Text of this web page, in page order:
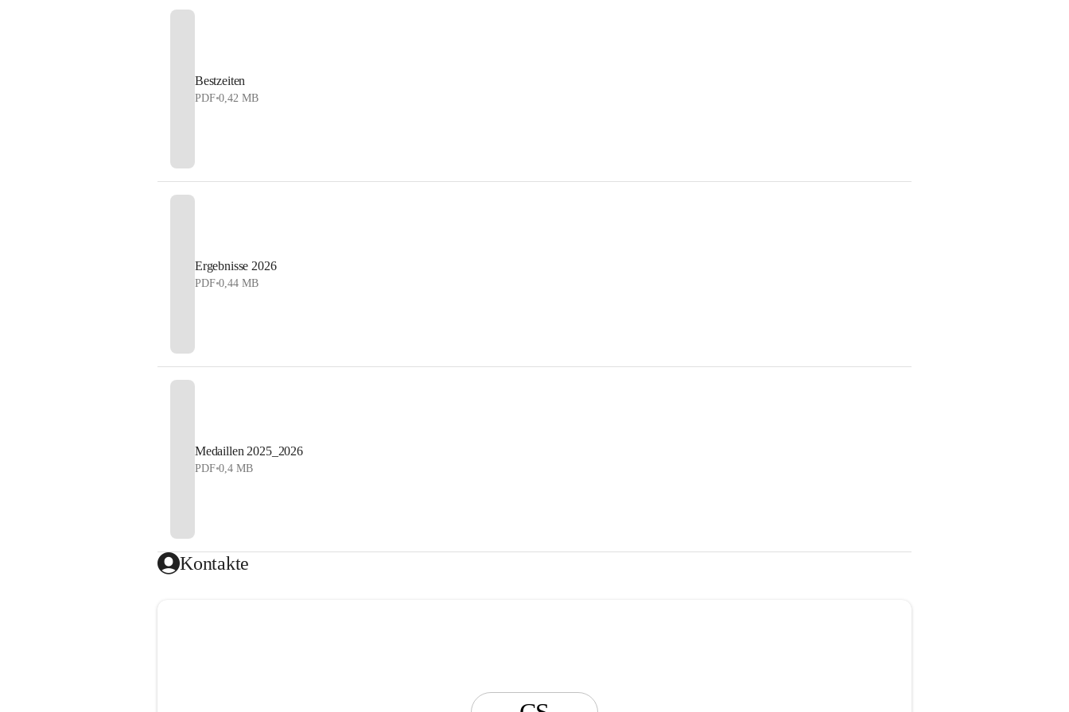
Bestzeiten
PDF•0,42 MB
Ergebnisse 2026
PDF•0,44 MB
Medaillen 2025_2026
PDF•0,4 MB
Kontakte